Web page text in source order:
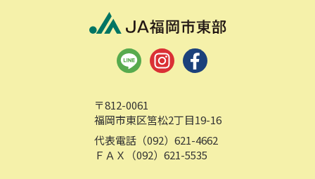
〒812-0061
福岡市東区筥松2丁目19-16
代表電話（092）621-4662
ＦＡＸ（092）621-5535